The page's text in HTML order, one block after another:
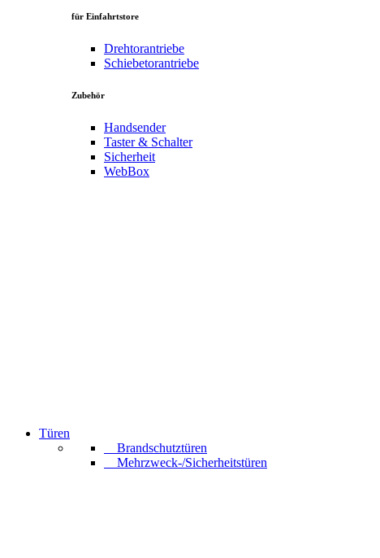
für Einfahrtstore
Drehtorantriebe
Schiebetorantriebe
Zubehör
Handsender
Taster & Schalter
Sicherheit
WebBox
Türen
Brandschutztüren
Mehrzweck-/Sicherheitstüren